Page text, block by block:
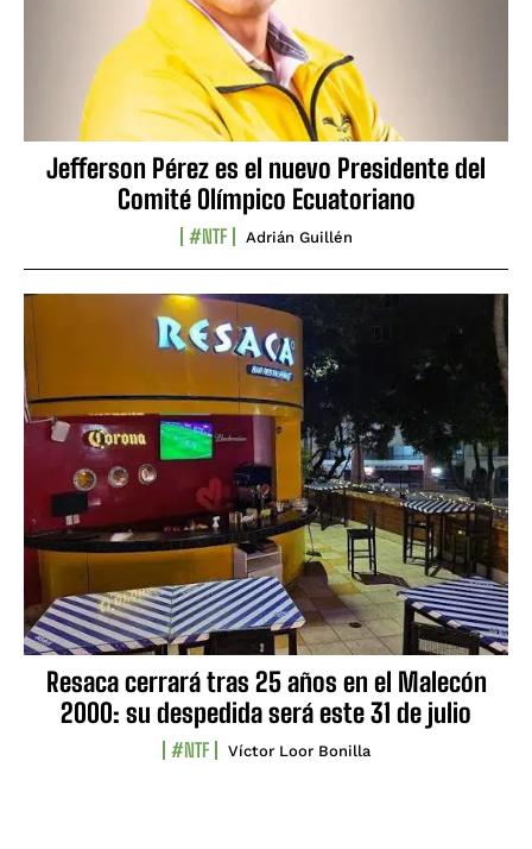
Jefferson Pérez es el nuevo Presidente del
Comité Olímpico Ecuatoriano
#NTF Adrián Guillén
Resaca cerrará tras 25 años en el Malecón
2000: su despedida será este 31 de julio
#NTF Víctor Loor Bonilla